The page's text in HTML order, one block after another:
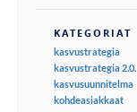
KATEGORIAT
kasvustrategia
kasvustrategia 2.0.
kasvusuunnitelma
kohdeasiakkaat